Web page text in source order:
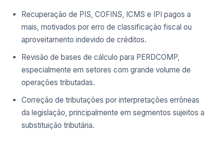
Recuperação de PIS, COFINS, ICMS e IPI pagos a
mais, motivados por erro de classificação fiscal ou
aproveitamento indevido de créditos.
Revisão de bases de cálculo para PERDCOMP,
especialmente em setores com grande volume de
operações tributadas.
Correção de tributações por interpretações errôneas
da legislação, principalmente em segmentos sujeitos a
substituição tributária.